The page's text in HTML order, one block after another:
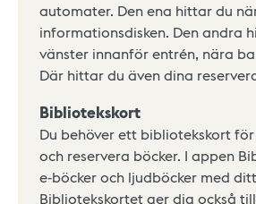
automater. Den ena hittar du
informationsdisken. Den andra
vänster innanför entrén, nära
Där hittar du även dina
Bibliotekskort
Du behöver ett bibliotekskort
och reservera böcker. I appen
e-böcker och ljudböcker med
Bibliotekskortet ger dig också